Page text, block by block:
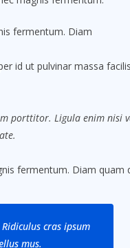
fermentum. Diam
id ut pulvinar massa
porttitor. Ligula enim
fermentum. Diam
cras ipsum
mus.